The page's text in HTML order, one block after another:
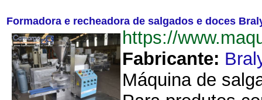
Formadora e recheadora de salgados e doces
https://
Fabricante:
Máquina de